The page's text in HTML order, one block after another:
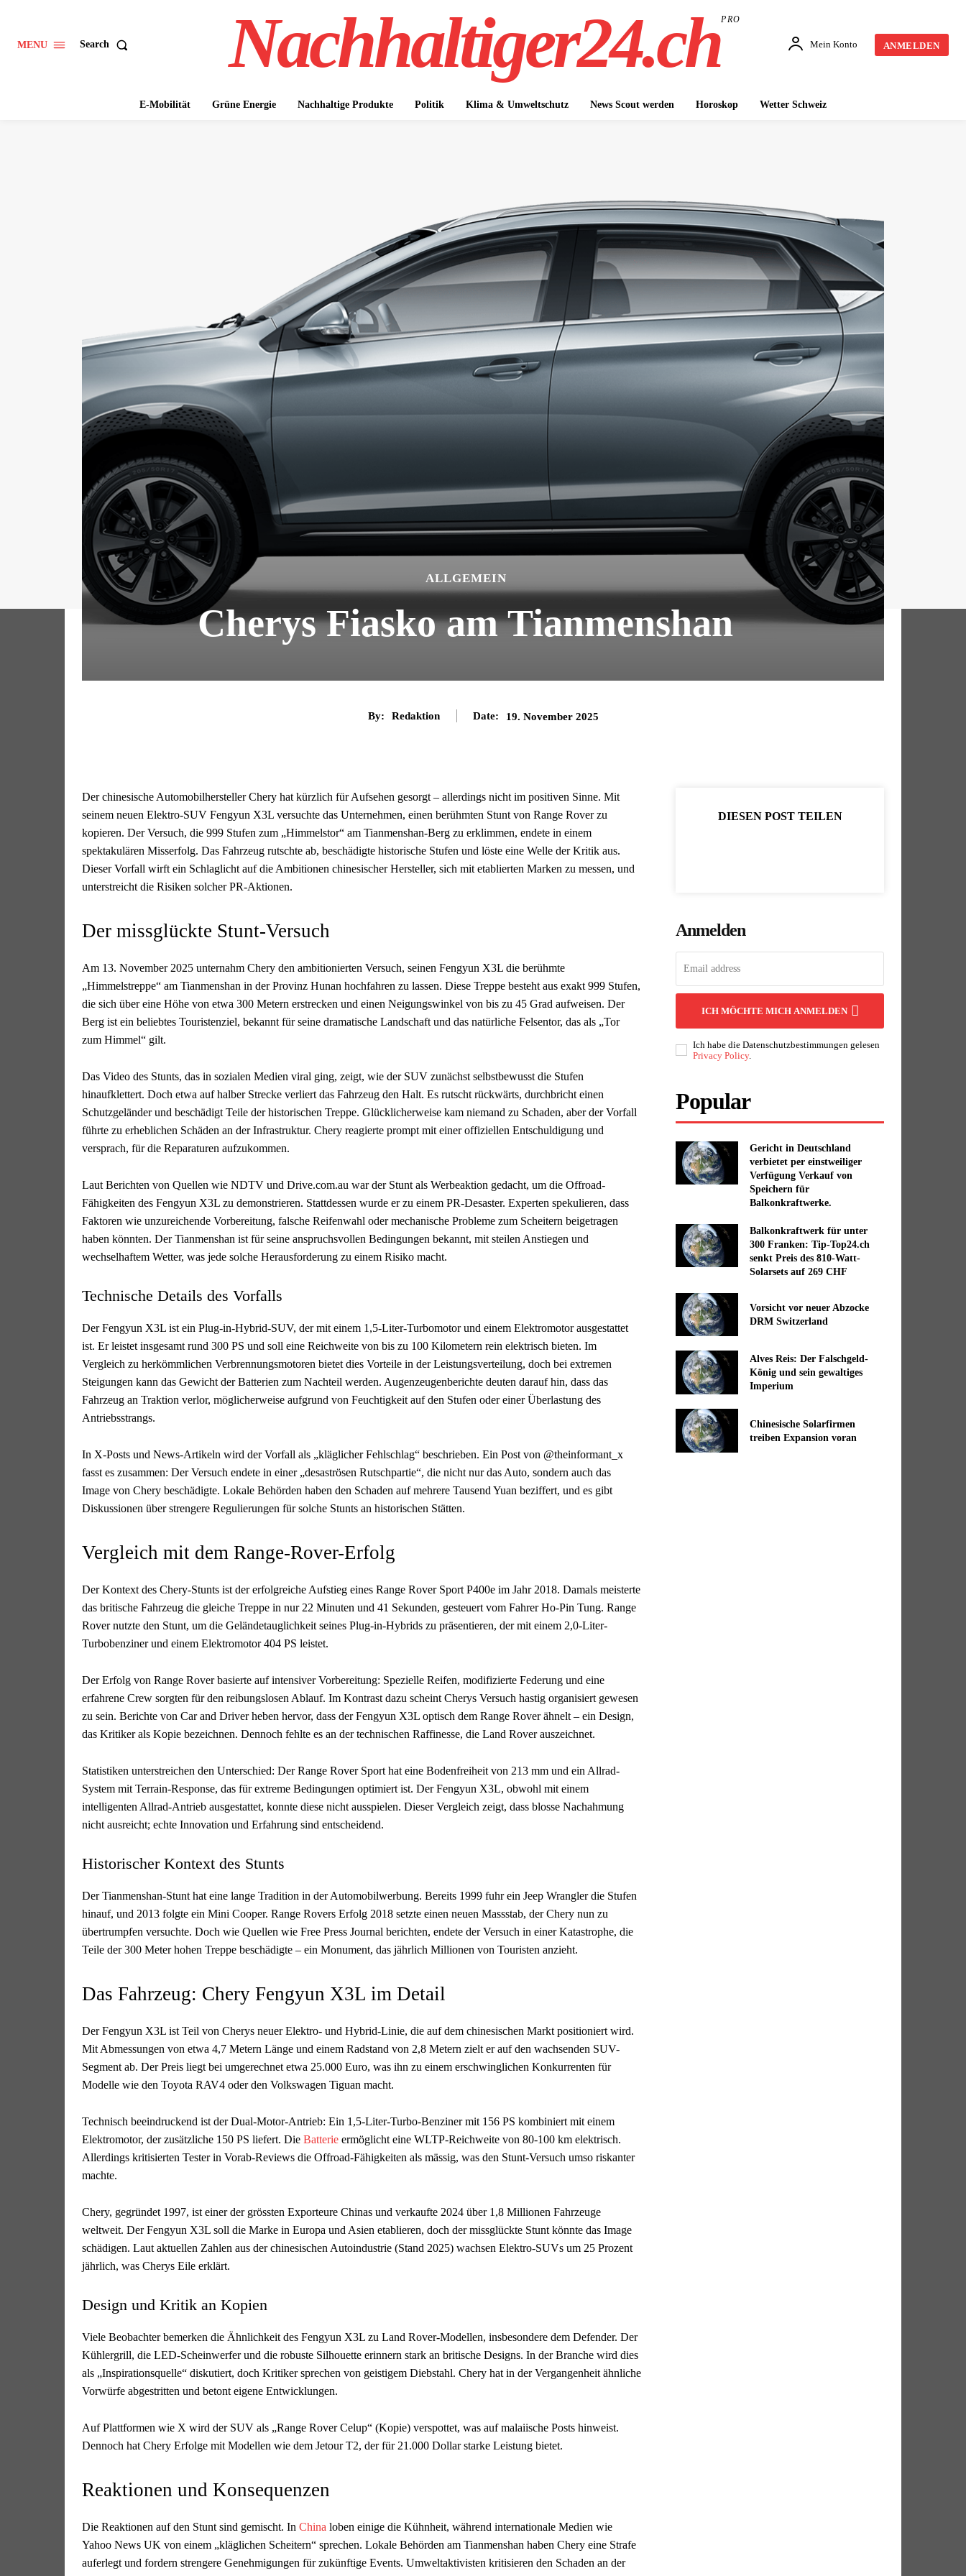
MENU Search Nachhaltiger24.chPRO
Mein Konto ANMELDEN
E-Mobilität Grüne Energie Nachhaltige Produkte Politik Klima & Umweltschutz News Scout werden Horoskop Wetter Schweiz
ALLGEMEIN
Cherys Fiasko am Tianmenshan
By: Redaktion Date: 19. November 2025
Der chinesische Automobilhersteller Chery hat kürzlich für Aufsehen gesorgt – allerdings nicht im positiven Sinne. Mit
seinem neuen Elektro-SUV Fengyun X3L versuchte das Unternehmen, einen berühmten Stunt von Range Rover zu
kopieren. Der Versuch, die 999 Stufen zum „Himmelstor“ am Tianmenshan-Berg zu erklimmen, endete in einem
spektakulären Misserfolg. Das Fahrzeug rutschte ab, beschädigte historische Stufen und löste eine Welle der Kritik aus.
Dieser Vorfall wirft ein Schlaglicht auf die Ambitionen chinesischer Hersteller, sich mit etablierten Marken zu messen, und
unterstreicht die Risiken solcher PR-Aktionen.
Der missglückte Stunt-Versuch
Am 13. November 2025 unternahm Chery den ambitionierten Versuch, seinen Fengyun X3L die berühmte
„Himmelstreppe“ am Tianmenshan in der Provinz Hunan hochfahren zu lassen. Diese Treppe besteht aus exakt 999 Stufen,
die sich über eine Höhe von etwa 300 Metern erstrecken und einen Neigungswinkel von bis zu 45 Grad aufweisen. Der
Berg ist ein beliebtes Touristenziel, bekannt für seine dramatische Landschaft und das natürliche Felsentor, das als „Tor
zum Himmel“ gilt.
Das Video des Stunts, das in sozialen Medien viral ging, zeigt, wie der SUV zunächst selbstbewusst die Stufen
hinaufklettert. Doch etwa auf halber Strecke verliert das Fahrzeug den Halt. Es rutscht rückwärts, durchbricht einen
Schutzgeländer und beschädigt Teile der historischen Treppe. Glücklicherweise kam niemand zu Schaden, aber der Vorfall
führte zu erheblichen Schäden an der Infrastruktur. Chery reagierte prompt mit einer offiziellen Entschuldigung und
versprach, für die Reparaturen aufzukommen.
Laut Berichten von Quellen wie NDTV und Drive.com.au war der Stunt als Werbeaktion gedacht, um die Offroad-
Fähigkeiten des Fengyun X3L zu demonstrieren. Stattdessen wurde er zu einem PR-Desaster. Experten spekulieren, dass
Faktoren wie unzureichende Vorbereitung, falsche Reifenwahl oder mechanische Probleme zum Scheitern beigetragen
haben könnten. Der Tianmenshan ist für seine anspruchsvollen Bedingungen bekannt, mit steilen Anstiegen und
wechselhaftem Wetter, was jede solche Herausforderung zu einem Risiko macht.
Technische Details des Vorfalls
Der Fengyun X3L ist ein Plug-in-Hybrid-SUV, der mit einem 1,5-Liter-Turbomotor und einem Elektromotor ausgestattet
ist. Er leistet insgesamt rund 300 PS und soll eine Reichweite von bis zu 100 Kilometern rein elektrisch bieten. Im
Vergleich zu herkömmlichen Verbrennungsmotoren bietet dies Vorteile in der Leistungsverteilung, doch bei extremen
Steigungen kann das Gewicht der Batterien zum Nachteil werden. Augenzeugenberichte deuten darauf hin, dass das
Fahrzeug an Traktion verlor, möglicherweise aufgrund von Feuchtigkeit auf den Stufen oder einer Überlastung des
Antriebsstrangs.
In X-Posts und News-Artikeln wird der Vorfall als „kläglicher Fehlschlag“ beschrieben. Ein Post von @theinformant_x
fasst es zusammen: Der Versuch endete in einer „desaströsen Rutschpartie“, die nicht nur das Auto, sondern auch das
Image von Chery beschädigte. Lokale Behörden haben den Schaden auf mehrere Tausend Yuan beziffert, und es gibt
Diskussionen über strengere Regulierungen für solche Stunts an historischen Stätten.
Vergleich mit dem Range-Rover-Erfolg
Der Kontext des Chery-Stunts ist der erfolgreiche Aufstieg eines Range Rover Sport P400e im Jahr 2018. Damals meisterte
das britische Fahrzeug die gleiche Treppe in nur 22 Minuten und 41 Sekunden, gesteuert vom Fahrer Ho-Pin Tung. Range
Rover nutzte den Stunt, um die Geländetauglichkeit seines Plug-in-Hybrids zu präsentieren, der mit einem 2,0-Liter-
Turbobenziner und einem Elektromotor 404 PS leistet.
Der Erfolg von Range Rover basierte auf intensiver Vorbereitung: Spezielle Reifen, modifizierte Federung und eine
erfahrene Crew sorgten für den reibungslosen Ablauf. Im Kontrast dazu scheint Cherys Versuch hastig organisiert gewesen
zu sein. Berichte von Car and Driver heben hervor, dass der Fengyun X3L optisch dem Range Rover ähnelt – ein Design,
das Kritiker als Kopie bezeichnen. Dennoch fehlte es an der technischen Raffinesse, die Land Rover auszeichnet.
Statistiken unterstreichen den Unterschied: Der Range Rover Sport hat eine Bodenfreiheit von 213 mm und ein Allrad-
System mit Terrain-Response, das für extreme Bedingungen optimiert ist. Der Fengyun X3L, obwohl mit einem
intelligenten Allrad-Antrieb ausgestattet, konnte diese nicht ausspielen. Dieser Vergleich zeigt, dass blosse Nachahmung
nicht ausreicht; echte Innovation und Erfahrung sind entscheidend.
Historischer Kontext des Stunts
Der Tianmenshan-Stunt hat eine lange Tradition in der Automobilwerbung. Bereits 1999 fuhr ein Jeep Wrangler die Stufen
hinauf, und 2013 folgte ein Mini Cooper. Range Rovers Erfolg 2018 setzte einen neuen Massstab, der Chery nun zu
übertrumpfen versuchte. Doch wie Quellen wie Free Press Journal berichten, endete der Versuch in einer Katastrophe, die
Teile der 300 Meter hohen Treppe beschädigte – ein Monument, das jährlich Millionen von Touristen anzieht.
Das Fahrzeug: Chery Fengyun X3L im Detail
Der Fengyun X3L ist Teil von Cherys neuer Elektro- und Hybrid-Linie, die auf dem chinesischen Markt positioniert wird.
Mit Abmessungen von etwa 4,7 Metern Länge und einem Radstand von 2,8 Metern zielt er auf den wachsenden SUV-
Segment ab. Der Preis liegt bei umgerechnet etwa 25.000 Euro, was ihn zu einem erschwinglichen Konkurrenten für
Modelle wie den Toyota RAV4 oder den Volkswagen Tiguan macht.
Technisch beeindruckend ist der Dual-Motor-Antrieb: Ein 1,5-Liter-Turbo-Benziner mit 156 PS kombiniert mit einem
Elektromotor, der zusätzliche 150 PS liefert. Die Batterie ermöglicht eine WLTP-Reichweite von 80-100 km elektrisch.
Allerdings kritisierten Tester in Vorab-Reviews die Offroad-Fähigkeiten als mässig, was den Stunt-Versuch umso riskanter
machte.
Chery, gegründet 1997, ist einer der grössten Exporteure Chinas und verkaufte 2024 über 1,8 Millionen Fahrzeuge
weltweit. Der Fengyun X3L soll die Marke in Europa und Asien etablieren, doch der missglückte Stunt könnte das Image
schädigen. Laut aktuellen Zahlen aus der chinesischen Autoindustrie (Stand 2025) wachsen Elektro-SUVs um 25 Prozent
jährlich, was Cherys Eile erklärt.
Design und Kritik an Kopien
Viele Beobachter bemerken die Ähnlichkeit des Fengyun X3L zu Land Rover-Modellen, insbesondere dem Defender. Der
Kühlergrill, die LED-Scheinwerfer und die robuste Silhouette erinnern stark an britische Designs. In der Branche wird dies
als „Inspirationsquelle“ diskutiert, doch Kritiker sprechen von geistigem Diebstahl. Chery hat in der Vergangenheit ähnliche
Vorwürfe abgestritten und betont eigene Entwicklungen.
Auf Plattformen wie X wird der SUV als „Range Rover Celup“ (Kopie) verspottet, was auf malaiische Posts hinweist.
Dennoch hat Chery Erfolge mit Modellen wie dem Jetour T2, der für 21.000 Dollar starke Leistung bietet.
Reaktionen und Konsequenzen
Die Reaktionen auf den Stunt sind gemischt. In China loben einige die Kühnheit, während internationale Medien wie
Yahoo News UK von einem „kläglichen Scheitern“ sprechen. Lokale Behörden am Tianmenshan haben Chery eine Strafe
auferlegt und fordern strengere Genehmigungen für zukünftige Events. Umweltaktivisten kritisieren den Schaden an der
DIESEN POST TEILEN
Anmelden
ICH MÖCHTE MICH ANMELDEN
Ich habe die Datenschutzbestimmungen gelesen
Privacy Policy.
Popular
Gericht in Deutschland
verbietet per einstweiliger
Verfügung Verkauf von
Speichern für
Balkonkraftwerke.
Balkonkraftwerk für unter
300 Franken: Tip-Top24.ch
senkt Preis des 810-Watt-
Solarsets auf 269 CHF
Vorsicht vor neuer Abzocke
DRM Switzerland
Alves Reis: Der Falschgeld-
König und sein gewaltiges
Imperium
Chinesische Solarfirmen
treiben Expansion voran